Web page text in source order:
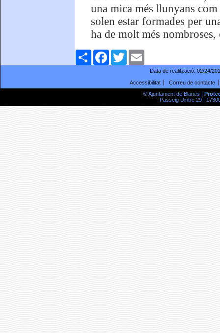
una mica més llunyans
solen estar formades per
ha de molt més
ComparteixFacebookTwitter
Data de realització: 02/24/
Accessibilitat
Correu de contacte
© Ajuntament de Blanes |
Passeig Dintre 29 |